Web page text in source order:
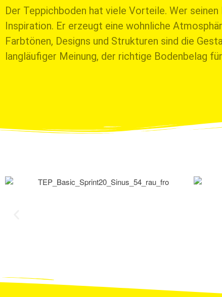
Der Teppichboden hat viele Vorteile. Wer
Inspiration. Er erzeugt eine wohnliche
Farbtönen, Designs und Strukturen sind die
langläufiger Meinung, der richtige Bodenbelag